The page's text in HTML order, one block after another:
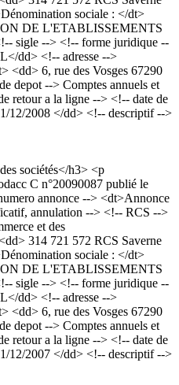
sociale : </dt>
DE L'ETABLISSEMENTS
sigle --> <!-- forme juridique --
dd> <!-- adresse -->
<dd> 6, rue des Vosges 67290
depot --> Comptes annuels et
retour a la ligne --> <!-- date de
12/2008 </dd> <!-- descriptif -->
sociétés</h3> <p
C n°20090087 publié le
annonce --> <dt>Annonce
annulation --> <!-- RCS -->
et des
314 721 572 RCS Saverne
sociale : </dt>
DE L'ETABLISSEMENTS
sigle --> <!-- forme juridique --
dd> <!-- adresse -->
<dd> 6, rue des Vosges 67290
depot --> Comptes annuels et
retour a la ligne --> <!-- date de
12/2007 </dd> <!-- descriptif -->